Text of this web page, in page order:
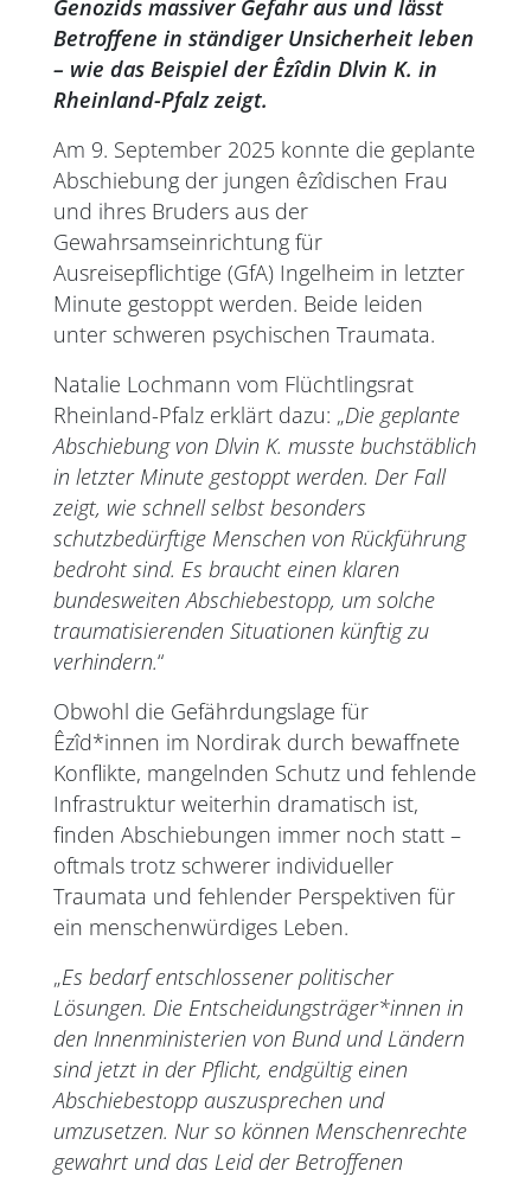
Genozids massiver Gefahr aus und lässt
Betroffene in ständiger Unsicherheit leben
– wie das Beispiel der Êzîdin Dlvin K. in
Rheinland-Pfalz zeigt.
Am 9. September 2025 konnte die geplante
Abschiebung der jungen êzîdischen Frau
und ihres Bruders aus der
Gewahrsamseinrichtung für
Ausreisepflichtige (GfA) Ingelheim in letzter
Minute gestoppt werden. Beide leiden
unter schweren psychischen Traumata.
Natalie Lochmann vom Flüchtlingsrat
Rheinland-Pfalz erklärt dazu: „Die geplante
Abschiebung von Dlvin K. musste buchstäblich
in letzter Minute gestoppt werden. Der Fall
zeigt, wie schnell selbst besonders
schutzbedürftige Menschen von Rückführung
bedroht sind. Es braucht einen klaren
bundesweiten Abschiebestopp, um solche
traumatisierenden Situationen künftig zu
verhindern.“
Obwohl die Gefährdungslage für
Êzîd*innen im Nordirak durch bewaffnete
Konflikte, mangelnden Schutz und fehlende
Infrastruktur weiterhin dramatisch ist,
finden Abschiebungen immer noch statt –
oftmals trotz schwerer individueller
Traumata und fehlender Perspektiven für
ein menschenwürdiges Leben.
„Es bedarf entschlossener politischer
Lösungen. Die Entscheidungsträger*innen in
den Innenministerien von Bund und Ländern
sind jetzt in der Pflicht, endgültig einen
Abschiebestopp auszusprechen und
umzusetzen. Nur so können Menschenrechte
gewahrt und das Leid der Betroffenen